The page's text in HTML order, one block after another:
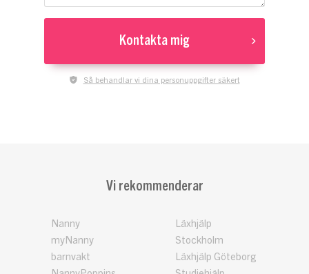
Kontakta mig
Så behandlar vi dina personuppgifter säkert
Vi rekommenderar
Nanny
myNanny
barnvakt
Läxhjälp
Stockholm
Läxhjälp Göteborg